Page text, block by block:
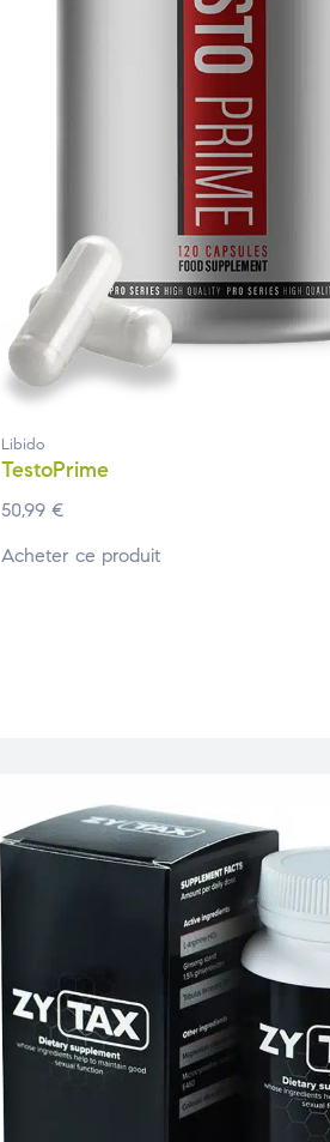
Libido
TestoPrime
50,99 €
Acheter ce produit